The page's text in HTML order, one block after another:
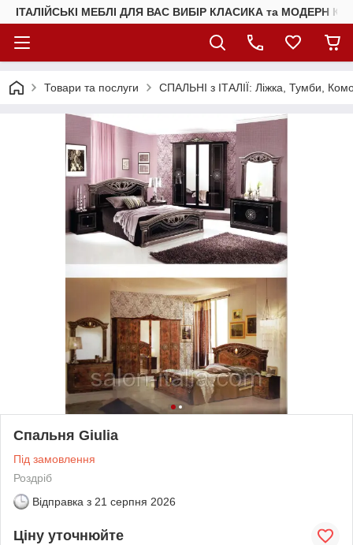
ІТАЛІЙСЬКІ МЕБЛІ ДЛЯ ВАС ВИБІР КЛАСИКА та МОДЕРН
Товари та послуги СПАЛЬНІ з ІТАЛІЇ: Ліжка, Тумби,
Спальня Giulia
Під замовлення
Роздріб
Відправка з 21 серпня 2026
Ціну уточнюйте